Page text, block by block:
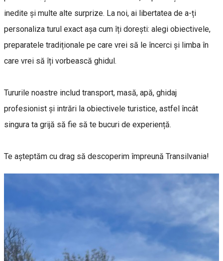
inedite și multe alte surprize. La noi, ai libertatea de a-ți
personaliza turul exact așa cum îți dorești: alegi obiectivele,
preparatele tradiționale pe care vrei să le încerci și limba în
care vrei să îți vorbească ghidul.
Tururile noastre includ transport, masă, apă, ghidaj
profesionist și intrări la obiectivele turistice, astfel încât
singura ta grijă să fie să te bucuri de experiență.
Te așteptăm cu drag să descoperim împreună Transilvania!